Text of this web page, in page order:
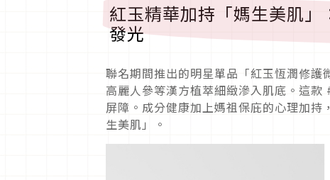
紅玉精華加持「媽生美肌
發光
聯名期間推出的明星單品「紅玉恆潤修
高麗人參等漢方植萃細緻滲入肌底。這
屏障。成分健康加上媽祖保庇的心理加
生美肌」。